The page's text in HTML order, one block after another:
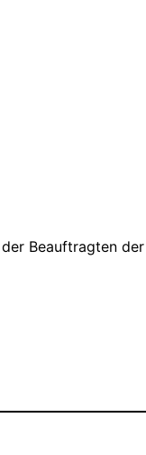
Beauftragten